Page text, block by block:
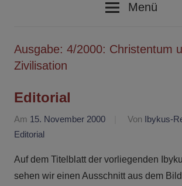
Menü
Ausgabe: 4/2000: Christentum
Zivilisation
Editorial
Am 15. November 2000 Von Ibykus-
Editorial
Auf dem Titelblatt der vorliegenden
sehen wir einen Ausschnitt aus dem